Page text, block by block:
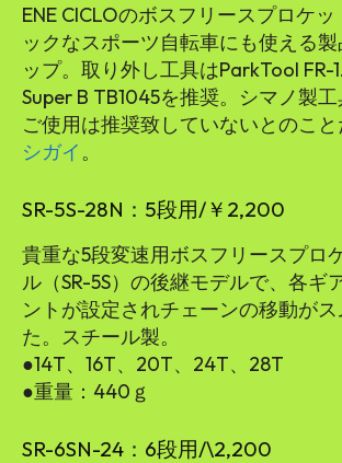
ENE CICLOのボスフリースプロケ
ックなスポーツ自転車にも使える
ップ。取り外し工具はParkTool FR-
Super B TB1045を推奨。シマノ製
ご使用は推奨致していないとのこ
シガイ。
SR-5S-28N：5段用/￥2,200
貴重な5段変速用ボスフリースプロ
ル（SR-5S）の後継モデルで、各ギ
ントが設定されチェーンの移動が
た。スチール製。
●14T、16T、20T、24T、28T
●重量：440ｇ
SR-6SN-24：6段用/\2,200